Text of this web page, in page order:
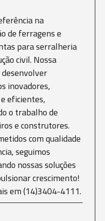
na
de ferragens e
para serralheria
civil. Nossa
desenvolver
inovadores,
eficientes,
o trabalho de
e construtores.
com qualidade
seguimos
nossas soluções
crescimento!
em (14)3404-4111.